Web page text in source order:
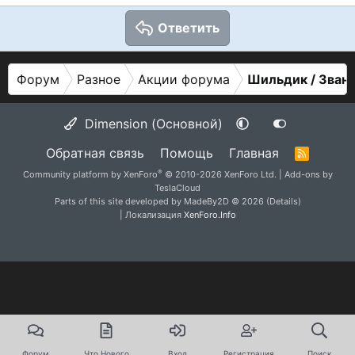
Ответить
Форум Разное Акции форума Шильдик /
Dimension (Основной)
Обратная связь
Помощь Главная
S
Community platform by XenForo® © 2010-2026 XenForo Ltd.
Add-ons by
TeslaCloud
Parts of this site developed by MadeBy2D © 2026 (Details)
| Локализация XenForo.Info